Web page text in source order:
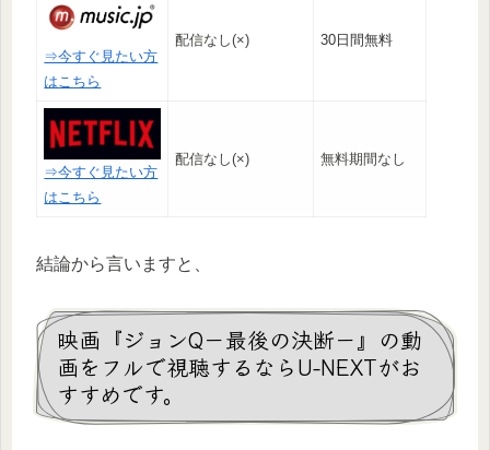
⇒今すぐ見たい方
はこちら
配信なし(×) 30日間無料
⇒今すぐ見たい方
はこちら
配信なし(×) 無料期間なし
結論から言いますと、
映画『ジョンQ－最後の決断－』の動
画をフルで視聴するならU-NEXTがお
すすめです。